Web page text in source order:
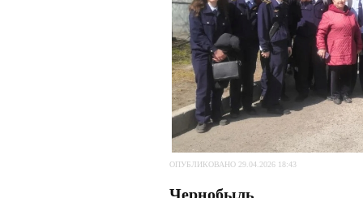
ОПУБЛИКОВАНО 29.04.2026 18:43
Чернобыль